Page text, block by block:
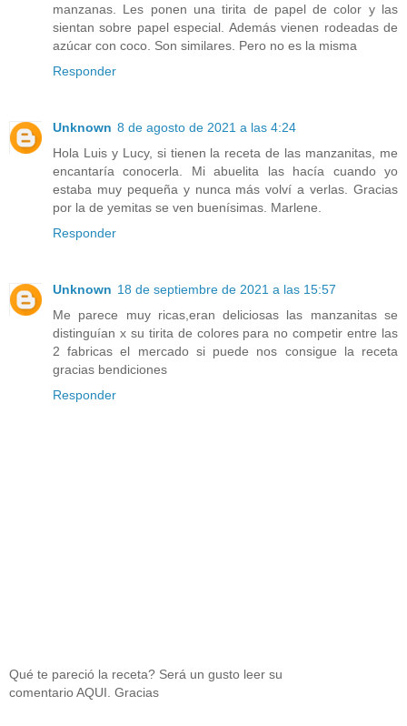
manzanas. Les ponen una tirita de papel de color y las
sientan sobre papel especial. Además vienen rodeadas de
azúcar con coco. Son similares. Pero no es la misma
Responder
Unknown 8 de agosto de 2021 a las 4:24
Hola Luis y Lucy, si tienen la receta de las manzanitas, me
encantaría conocerla. Mi abuelita las hacía cuando yo
estaba muy pequeña y nunca más volví a verlas. Gracias
por la de yemitas se ven buenísimas. Marlene.
Responder
Unknown 18 de septiembre de 2021 a las 15:57
Me parece muy ricas,eran deliciosas las manzanitas se
distinguían x su tirita de colores para no competir entre las
2 fabricas el mercado si puede nos consigue la receta
gracias bendiciones
Responder
Qué te pareció la receta? Será un gusto leer su
comentario AQUI. Gracias